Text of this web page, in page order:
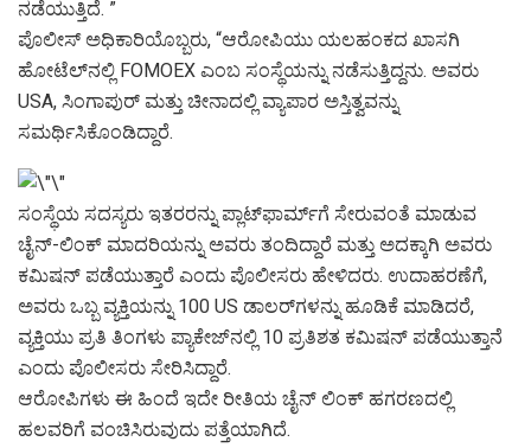
ನಡೆಯುತ್ತಿದೆ. ”
ಪೊಲೀಸ್ ಅಧಿಕಾರಿಯೊಬ್ಬರು, “ಆರೋಪಿಯು ಯಲಹಂಕದ ಖಾಸಗಿ
ಹೋಟೆಲ್‌ನಲ್ಲಿ FOMOEX ಎಂಬ ಸಂಸ್ಥೆಯನ್ನು ನಡೆಸುತ್ತಿದ್ದನು. ಅವರು
USA, ಸಿಂಗಾಪುರ್ ಮತ್ತು ಚೀನಾದಲ್ಲಿ ವ್ಯಾಪಾರ ಅಸ್ತಿತ್ವವನ್ನು
ಸಮರ್ಥಿಸಿಕೊಂಡಿದ್ದಾರೆ.
ಸಂಸ್ಥೆಯ ಸದಸ್ಯರು ಇತರರನ್ನು ಪ್ಲಾಟ್‌ಫಾರ್ಮ್‌ಗೆ ಸೇರುವಂತೆ ಮಾಡುವ
ಚೈನ್-ಲಿಂಕ್ ಮಾದರಿಯನ್ನು ಅವರು ತಂದಿದ್ದಾರೆ ಮತ್ತು ಅದಕ್ಕಾಗಿ ಅವರು
ಕಮಿಷನ್ ಪಡೆಯುತ್ತಾರೆ ಎಂದು ಪೊಲೀಸರು ಹೇಳಿದರು. ಉದಾಹರಣೆಗೆ,
ಅವರು ಒಬ್ಬ ವ್ಯಕ್ತಿಯನ್ನು 100 US ಡಾಲರ್‌ಗಳನ್ನು ಹೂಡಿಕೆ ಮಾಡಿದರೆ,
ವ್ಯಕ್ತಿಯು ಪ್ರತಿ ತಿಂಗಳು ಪ್ಯಾಕೇಜ್‌ನಲ್ಲಿ 10 ಪ್ರತಿಶತ ಕಮಿಷನ್ ಪಡೆಯುತ್ತಾನೆ
ಎಂದು ಪೊಲೀಸರು ಸೇರಿಸಿದ್ದಾರೆ.
ಆರೋಪಿಗಳು ಈ ಹಿಂದೆ ಇದೇ ರೀತಿಯ ಚೈನ್ ಲಿಂಕ್ ಹಗರಣದಲ್ಲಿ
ಹಲವರಿಗೆ ವಂಚಿಸಿರುವುದು ಪತ್ತೆಯಾಗಿದೆ.